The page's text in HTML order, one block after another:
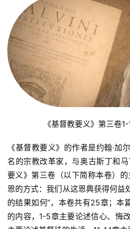
《基督教要义》第三卷
《基督教要义》的作者是约翰·加
名的宗教改革家，与奥古斯丁和
要义》第三卷（以下简称本卷）
恩的方式：我们从这恩典获得何益
的结果如何”，本卷共有25章；本
的内容，1-5章主要论述信心、悔